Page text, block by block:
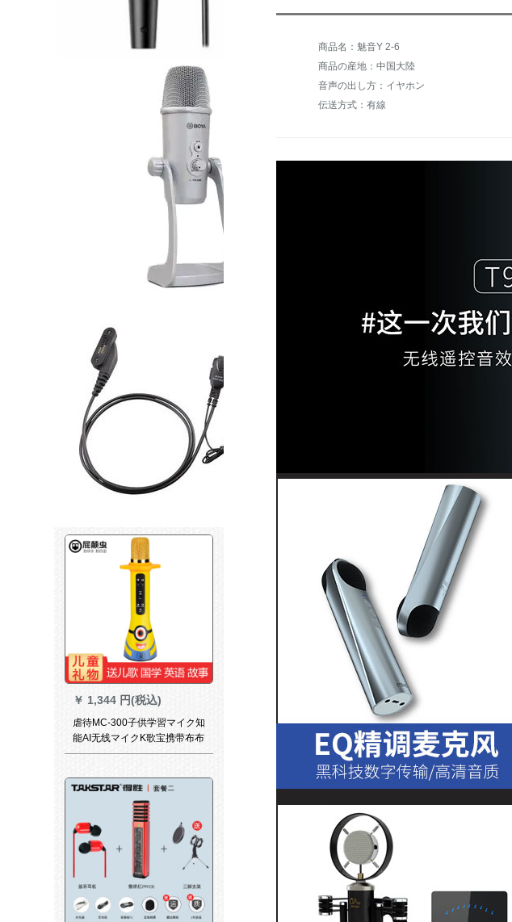
￥ 1,344 円(税込)
虐待MC-300子供学習マイク知
能AI无线マイクK歌宝携带布布
鲁トゥルス歌を歌にする子供
+マッカバーを送る】
商品名：魅音Y 2-6
商品の産地：中国大陸
音声の出し方：イヤホン
伝送方式：有線